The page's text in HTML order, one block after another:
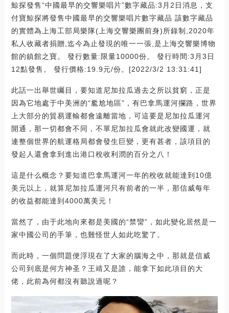
鯨探發售“中國最早的交響樂唱片”數字藏品:3月2日消息，支
付寶鯨探將發售中國最早的交響樂唱片數字藏品 該數字藏品
的實體為上海工部局樂隊(上海交響樂團前身)所錄制,2020年
私人收藏者捐贈,迄今為止發現的唯一一張,是上海交響樂博物
館的鎮館之寶。 發行數量:限量10000份。 發行時間:3月3日
12點發售。 發行價格:19.9元/份。[2022/3/2 13:31:41]
此話一出舉世矚目，要知道尼加拉瓜過去之所以貧窮，正是
因為它地處于中美洲的“尷尬地區”，有巴拿馬運河攔路，世界
上大部分的貿易運輸都會遠離當地，可這要是尼加拉瓜運河
開通，那一切都會不同，不單尼加拉瓜會就此改變國運，就
連整個世界的航運格局都會發生巨變，更有甚者，該項目的
發起人還會拿到進出港口稅收利潤的百分之八！
這是什么概念？要知道巴拿馬運河一年的稅收就能達到10億
美元以上，就算尼加拉瓜運河只有前者的一半，那信威每年
的收益都能達到4000萬美元！
當然了，由于此地向來都是美國的“禁臠”，如此變化居然是一
家中國公司的手筆，也難怪世人如此吃驚了。
而此時，一個問題便浮現在了大家的腦海之中，那就是信威
公司到底是何方神圣？王靖又是誰，能拿下如此項目的大
佬，此前為何都沒有聽說過呢？